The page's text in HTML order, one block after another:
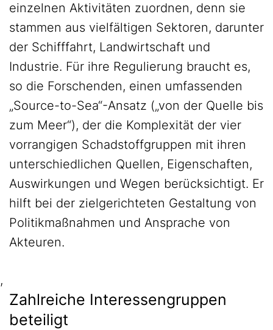
einzelnen Aktivitäten zuordnen, denn sie
stammen aus vielfältigen Sektoren, darunter
der Schifffahrt, Landwirtschaft und
Industrie. Für ihre Regulierung braucht es,
so die Forschenden, einen umfassenden
„Source-to-Sea“-Ansatz („von der Quelle bis
zum Meer“), der die Komplexität der vier
vorrangigen Schadstoffgruppen mit ihren
unterschiedlichen Quellen, Eigenschaften,
Auswirkungen und Wegen berücksichtigt. Er
hilft bei der zielgerichteten Gestaltung von
Politikmaßnahmen und Ansprache von
Akteuren.
,
Zahlreiche Interessengruppen
beteiligt